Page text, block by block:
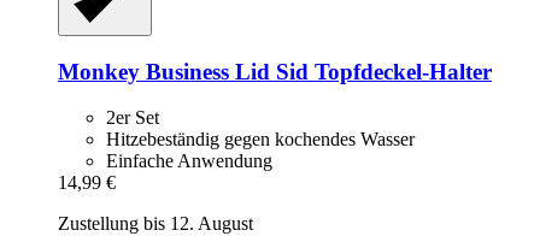
Monkey Business Lid Sid Topfdeckel-​Halter
2er Set
Hitzebeständig gegen kochendes Wasser
Einfache Anwendung
14,99 €
Zustellung bis 12. August